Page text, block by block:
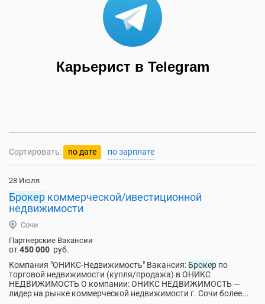
Карьерист в Telegram
Сортировать: по дате по зарплате
28 Июля
Брокер коммерческой/ивестиционной
недвижимости
Сочи
Партнерские Вакансии
от450 000 руб.
Компания "ОНИКС-Недвижимость" Вакансия: Брокер по
торговой недвижимости (купля/продажа) в ОНИКС
НЕДВИЖИМОСТЬ О компании: ОНИКС НЕДВИЖИМОСТЬ —
лидер на рынке коммерческой недвижимости г. Сочи более...